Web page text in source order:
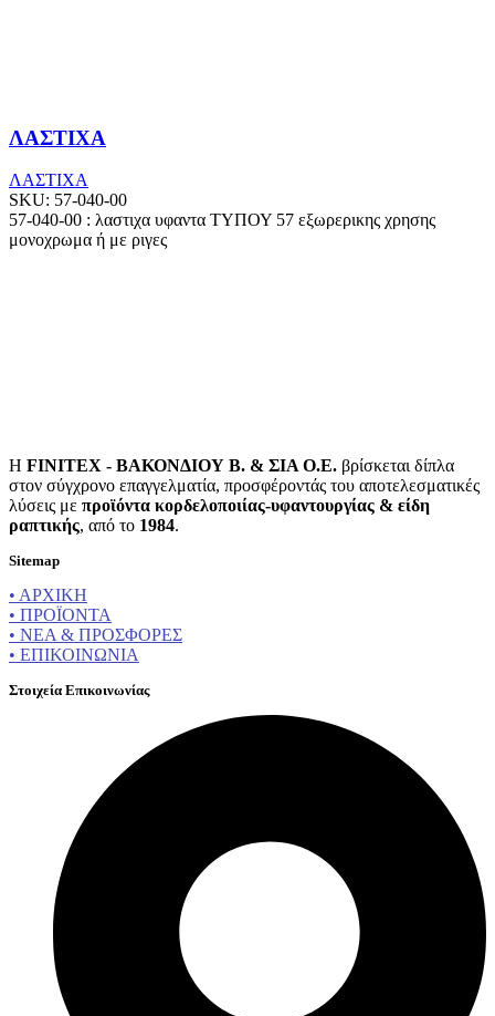
ΛΑΣΤΙΧΑ
ΛΑΣΤΙΧΑ
SKU: 57-040-00
57-040-00 : λαστιχα υφαντα ΤΥΠΟΥ 57 εξωρερικης χρησης
μονοχρωμα ή με ριγες
Η FINITEX - ΒΑΚΟΝΔΙΟΥ Β. & ΣΙΑ Ο.Ε. βρίσκεται δίπλα
στον σύγχρονο επαγγελματία, προσφέροντάς του αποτελεσματικές
λύσεις με προϊόντα κορδελοποιίας-υφαντουργίας & είδη
ραπτικής, από το 1984.
Sitemap
• ΑΡΧΙΚΗ
• ΠΡΟΪΟΝΤΑ
• ΝΕΑ & ΠΡΟΣΦΟΡΕΣ
• ΕΠΙΚΟΙΝΩΝΙΑ
Στοιχεία Επικοινωνίας